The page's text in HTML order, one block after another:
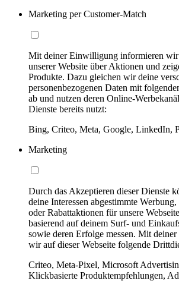
Marketing per Customer-Match
Mit deiner Einwilligung informieren wir
unserer Website über Aktionen und
Produkte. Dazu gleichen wir deine
personenbezogenen Daten mit
ab und nutzen deren Online-
Dienste bereits nutzt:
Bing, Criteo, Meta, Google, LinkedIn,
Marketing
Durch das Akzeptieren dieser Dienste
deine Interessen abgestimmte
oder Rabattaktionen für unsere
basierend auf deinem Surf- und
sowie deren Erfolge messen. Mit
wir auf dieser Webseite folgende
Criteo, Meta-Pixel, Microsoft
Klickbasierte Produktempfehlungen,